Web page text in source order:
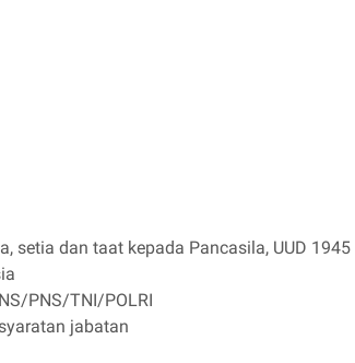
setia dan taat kepada Pancasila, UUD 1945
PNS/TNI/POLRI
jabatan